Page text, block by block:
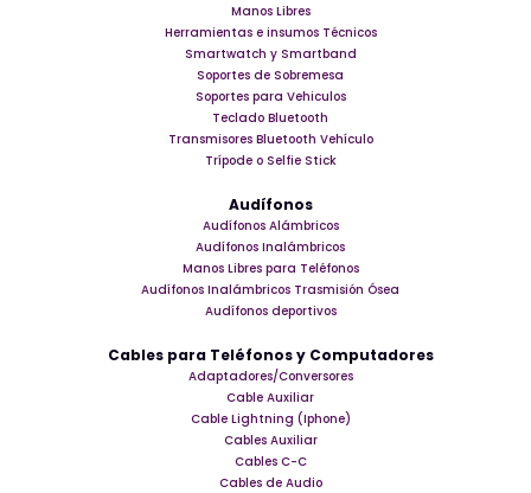
Manos Libres
Herramientas e insumos Técnicos
Smartwatch y Smartband
Soportes de Sobremesa
Soportes para Vehiculos
Teclado Bluetooth
Transmisores Bluetooth Vehículo
Trípode o Selfie Stick
Audífonos
Audífonos Alámbricos
Audífonos Inalámbricos
Manos Libres para Teléfonos
Audífonos Inalámbricos Trasmisión Ósea
Audífonos deportivos
Cables para Teléfonos y Computadores
Adaptadores/Conversores
Cable Auxiliar
Cable Lightning (Iphone)
Cables Auxiliar
Cables C-C
Cables de Audio